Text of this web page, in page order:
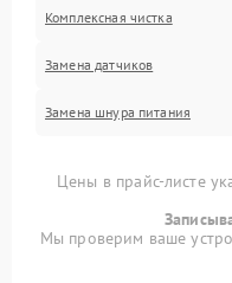
Комплексная чистка
Замена датчиков
Замена шнура питания
Цены в прайс-листе
Мы проверим ваше